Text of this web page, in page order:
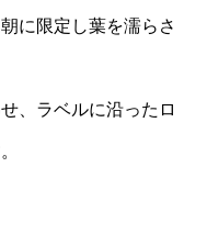
に限定し葉を濡らさ
、ラベルに沿ったロ